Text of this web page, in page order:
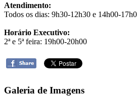
Atendimento:
Todos os dias: 9h30-12h30 e 14h00-
Horário Executivo:
2ª e 5ª feira: 19h00-20h00
Galeria de Imagens